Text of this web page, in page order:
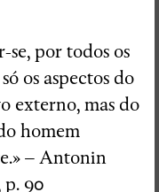
se, por todos os
os aspectos do
externo, mas do
homem
– Antonin
p. 90